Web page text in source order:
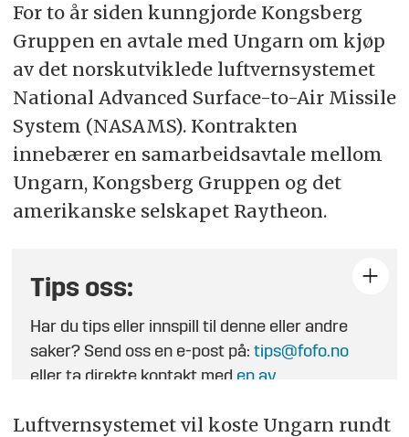
For to år siden kunngjorde Kongsberg
Gruppen en avtale med Ungarn om kjøp
av det norskutviklede luftvernsystemet
National Advanced Surface-to-Air Missile
System (NASAMS). Kontrakten
innebærer en samarbeidsavtale mellom
Ungarn, Kongsberg Gruppen og det
amerikanske selskapet Raytheon.
Tips oss:
Har du tips eller innspill til denne eller andre
saker? Send oss en e-post på:tips@fofo.no
eller ta direkte kontakt med en av
Luftvernsystemet vil koste Ungarn rundt